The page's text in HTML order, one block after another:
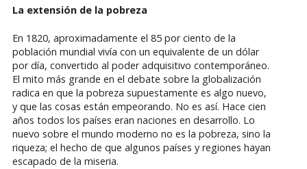
La extensión de la pobreza
En 1820, aproximadamente el 85 por ciento de la
población mundial vivía con un equivalente de un dólar
por día, convertido al poder adquisitivo contemporáneo.
El mito más grande en el debate sobre la globalización
radica en que la pobreza supuestamente es algo nuevo,
y que las cosas están empeorando. No es así. Hace cien
años todos los países eran naciones en desarrollo. Lo
nuevo sobre el mundo moderno no es la pobreza, sino la
riqueza; el hecho de que algunos países y regiones hayan
escapado de la miseria.